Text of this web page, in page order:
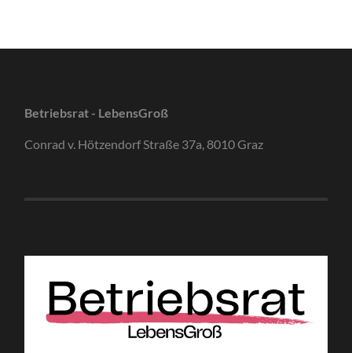
Betriebsrat - LebensGroß
Conrad v. Hötzendorf Straße 37a, 8010 Graz